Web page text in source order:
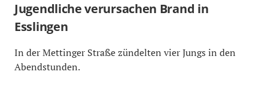
Jugendliche verursachen Brand in
Esslingen
In der Mettinger Straße zündelten vier Jungs in den
Abendstunden.